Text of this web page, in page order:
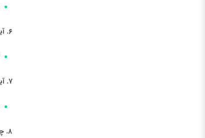
۶. آیا بازدید از کاخ مارکوس دفرانترا در لیسبون مناسب برای کودکان است؟
۷. آیا در کاخ مارکوس دفرانترا در لیسبون راهنمای تور به زبان‌های مختلف وجود دارد؟
۸. چه نوع معماری می‌توان در کاخ مارکوس دفرانترا در لیسبون مشاهده کرد؟